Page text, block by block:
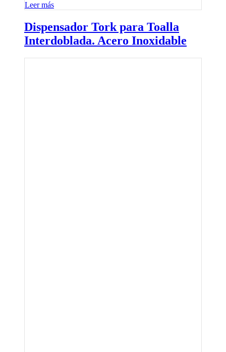
Leer más
Dispensador Tork para Toalla
Interdoblada. Acero Inoxidable